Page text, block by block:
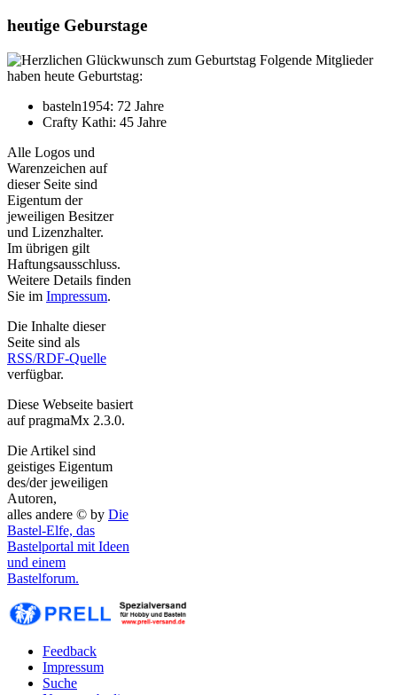
heutige Geburstage
Folgende Mitglieder
haben heute Geburtstag:
basteln1954: 72 Jahre
Crafty Kathi: 45 Jahre
Alle Logos und
Warenzeichen auf
dieser Seite sind
Eigentum der
jeweiligen Besitzer
und Lizenzhalter.
Im übrigen gilt
Haftungsausschluss.
Weitere Details finden
Sie im Impressum.
Die Inhalte dieser
Seite sind als
RSS/RDF-Quelle
verfügbar.
Diese Webseite basiert
auf pragmaMx 2.3.0.
Die Artikel sind
geistiges Eigentum
des/der jeweiligen
Autoren,
alles andere © by Die
Bastel-Elfe, das
Bastelportal mit Ideen
und einem
Bastelforum.
Feedback
Impressum
Suche